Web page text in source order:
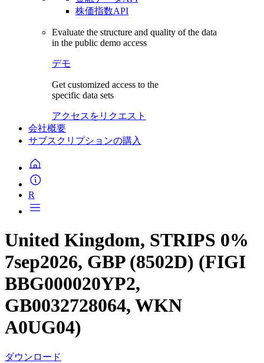
株価指数API
Evaluate the structure and quality of the data
in the public demo access
デモ
Get customized access to the
specific data sets
アクセスをリクエスト
会社概要
サブスクリプションの購入
R
United Kingdom, STRIPS 0%
7sep2026, GBP (8502D) (FIGI
BBG000020YP2,
GB0032728064, WKN
A0UG04)
ダウンロード